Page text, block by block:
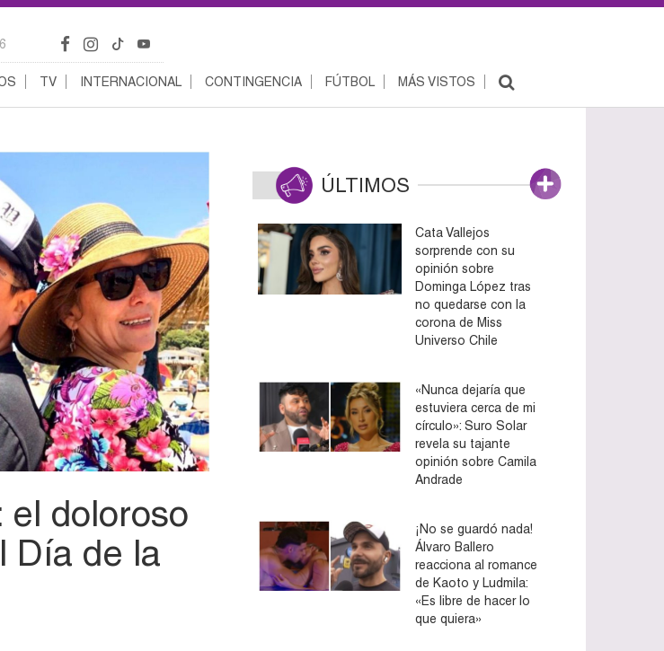
TV INTERNACIONAL CONTINGENCIA FÚTBOL MÁS VISTOS
el doloroso
Día de la
ÚLTIMOS
Cata Vallejos
sorprende con su
opinión sobre
Dominga López tras
no quedarse con la
corona de Miss
Universo Chile
«Nunca dejaría que
estuviera cerca de mi
círculo»: Suro Solar
revela su tajante
opinión sobre Camila
Andrade
¡No se guardó nada!
Álvaro Ballero
reacciona al romance
de Kaoto y Ludmila:
«Es libre de hacer lo
que quiera»